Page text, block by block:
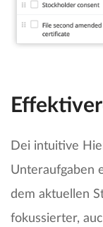
Dei intuitive
Unteraufgaben
dem aktuellen
fokussierter,